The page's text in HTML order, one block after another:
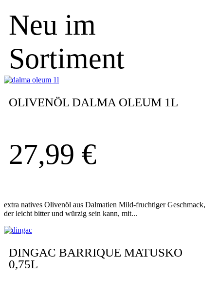
Neu im
Sortiment
OLIVENÖL DALMA OLEUM 1L
27,99 €
extra natives Olivenöl aus Dalmatien Mild-fruchtiger Geschmack,
der leicht bitter und würzig sein kann, mit...
DINGAC BARRIQUE MATUSKO
0,75L